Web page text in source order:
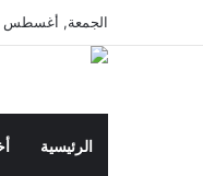
الجمعة, أغسطس 7 2026
الرئيسية